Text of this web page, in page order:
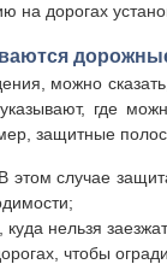
на дорогах
можно
где
защитные
этом случае
куда нельзя
чтобы